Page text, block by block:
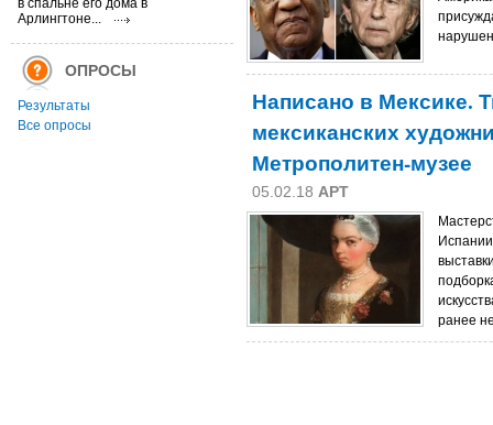
в спальне его дома в
Арлингтоне...
ОПРОСЫ
Результаты
Все опросы
Написано в Мексике.
мексиканских
Метрополитен-музее
05.02.18 АРТ
ранее